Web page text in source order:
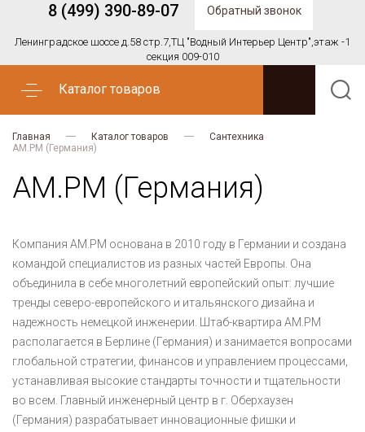
8 (499) 390-89-07 Обратный звонок
Ленинградское шоссе д.58 стр.7,ТЦ "Водный Интерьер Центр",этаж -1
секция 009-010
Каталог товаров
Главная Каталог товаров
Сантехника
AM.PM (Германия)
AM.PM (Германия)
Компания AM.PM основана в 2010 году в Германии и создана
командой специалистов из разных частей Европы. Она
объединила в себе многолетний европейский опыт: лучшие
тренды северо-европейского и итальянского дизайна и
надежность немецкой инженерии. Штаб-квартира АМ.РМ
располагается в Берлине (Германия) и занимается вопросами
глобальной стратегии, финансов и управлением процессами,
устанавливая высокие стандарты точности и тщательности
во всем. Главный инженерный центр в г. Оберхаузен
(Германия) разрабатывает инновационные фишки и